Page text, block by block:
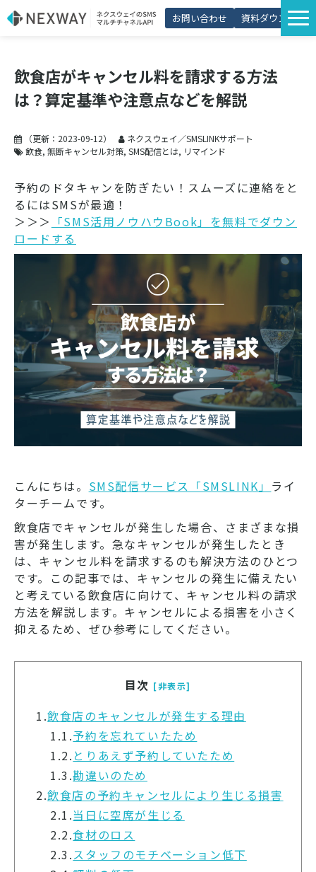
お問い合わせ 資料ダウンロード
選ばれる理由
プラン・価格
導入事例
コラム
パートナー制度
飲食店がキャンセル料を請求する方法
は？算定基準や注意点などを解説
（更新： 2023-09-12）
ネクスウェイ／SMSLINKサポート
飲食 無断キャンセル対策 SMS配信とは リマインド
予約のドタキャンを防ぎたい！スムーズに連絡をと
るにはSMSが最適！
＞＞＞ 「SMS活用ノウハウBook」を無料でダウン
ロードする
こんにちは。 SMS配信サービス「SMSLINK」 ライ
ターチームです。
飲食店でキャンセルが発生した場合、さまざまな損
害が発生します。急なキャンセルが発生したとき
は、キャンセル料を請求するのも解決方法のひとつ
です。この記事では、キャンセルの発生に備えたい
と考えている飲食店に向けて、キャンセル料の請求
方法を解説します。キャンセルによる損害を小さく
抑えるため、ぜひ参考にしてください。
目次 [非表示]
1.飲食店のキャンセルが発生する理由
1.1.予約を忘れていたため
1.2. とりあえず予約していたため
1.3.勘違いのため
2.飲食店の予約キャンセルにより生じる損害
2.1.当日に空席が生じる
2.2.食材のロス
2.3.スタッフのモチベーション低下